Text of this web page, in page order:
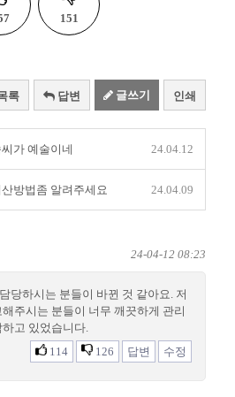
151
록 답변 글쓰기 인쇄
가 예술이네 24.04.12
방법좀 알려주세요 24.04.09
24-04-12 08:23
당하시는 분들이 바뀐 것 같아요. 저
주시는 분들이 너무 깨끗하게 관리
고 있었습니다.
114
126 답변 수정